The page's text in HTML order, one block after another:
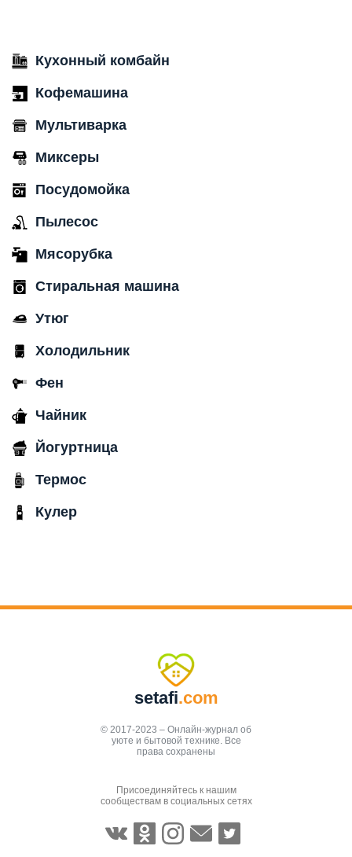
Кухонный комбайн
Кофемашина
Мультиварка
Миксеры
Посудомойка
Пылесос
Мясорубка
Стиральная машина
Утюг
Холодильник
Фен
Чайник
Йогуртница
Термос
Кулер
setafi.com
© 2017-2023 – Онлайн-журнал об
уюте и бытовой технике. Все
права сохранены
Присоединяйтесь к нашим
сообществам в социальных сетях